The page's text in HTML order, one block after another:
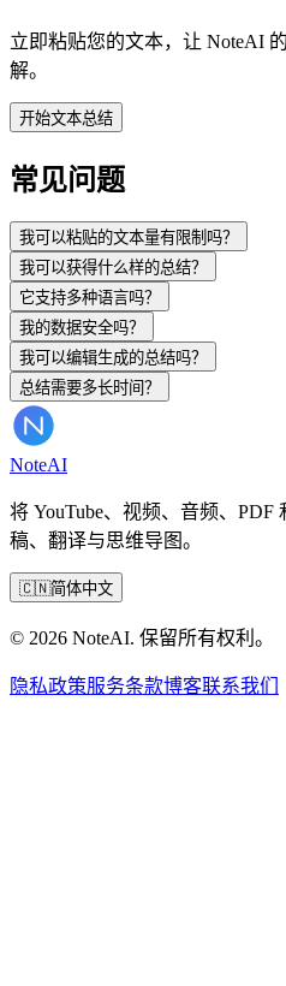
立即粘贴您的文本，让 NoteAI
解。
开始文本总结
常见问题
我可以粘贴的文本量有限制吗？
我可以获得什么样的总结？
它支持多种语言吗？
我的数据安全吗？
我可以编辑生成的总结吗？
总结需要多长时间？
NoteAI
将 YouTube、视频、音频、
稿、翻译与思维导图。
🇨🇳简体中文
© 2026 NoteAI. 保留所有权利。
隐私政策服务条款博客联系我们